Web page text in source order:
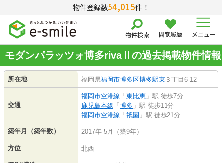
物件登録数54,015件！
物件検索 閲覧履歴 メニュー
モダンパラッツォ博多rivaⅡの過去掲載物件情報
所在地 福岡県福岡市博多区博多駅東 ３丁目6-12
交通
福岡市空港線 「東比恵 」駅 徒歩7分
鹿児島本線 「博多 」駅 徒歩11分
福岡市空港線 「祇園 」駅 徒歩21分
築年月（築年数） 2017年 5月（築9年）
方位 北西